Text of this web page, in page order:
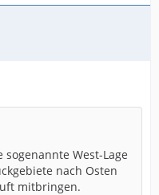
West-Lage
nach Osten
mitbringen.